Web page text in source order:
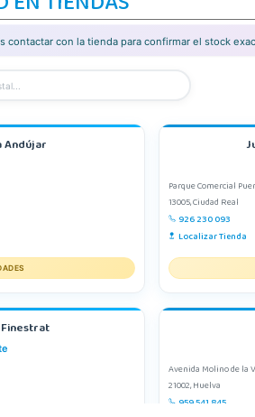
contactar con la tienda para confirmar el stock
Parque Comercial
13005, Ciudad Real
926 230 093
Localizar Tienda
Avenida Molino de la
21002, Huelva
959 541 845